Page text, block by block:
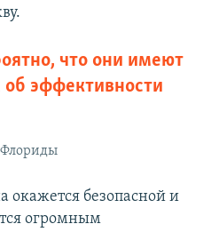
что они имеют
эффективности
Флориды
окажется безопасной и
огромным